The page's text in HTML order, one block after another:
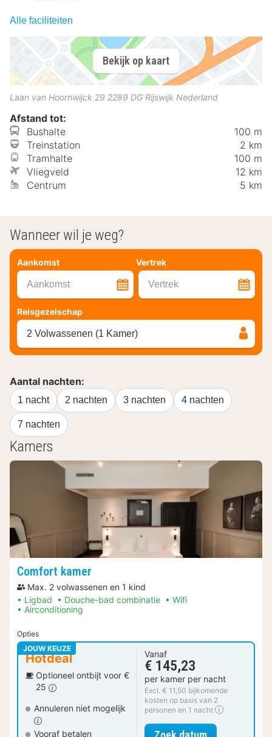
Alle faciliteiten
Bekijk op kaart
Laan van Hoornwijck 29 2289 DG Rijswijk Nederland
Afstand tot:
Bushalte
100 m
Treinstation
2 km
Tramhalte
100 m
Vliegveld
12 km
Centrum
5 km
Wanneer wil je weg?
Aankomst Vertrek
Aankomst Vertrek
Reisgezelschap
2 Volwassenen (1 Kamer)
Aantal nachten:
1 nacht 2 nachten 3 nachten 4 nachten
7 nachten
Kamers
Comfort kamer
Max. 2 volwassenen en 1 kind
Ligbad
Douche-bad combinatie
Wifi
Airconditioning
Opties
JOUW KEUZE
Hotdeal
Optioneel ontbijt voor €
25
Annuleren niet mogelijk
Vooraf betalen
Vanaf
€ 145,23
per kamer per nacht
Excl. € 11,50 bijkomende
kosten op basis van 2
personen en 1 nacht
voor Comfort